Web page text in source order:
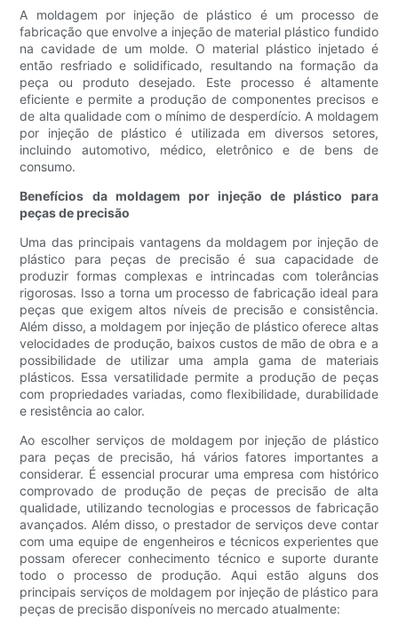
A moldagem por injeção de plástico é um processo de
fabricação que envolve a injeção de material plástico fundido
na cavidade de um molde. O material plástico injetado é
então resfriado e solidificado, resultando na formação da
peça ou produto desejado. Este processo é altamente
eficiente e permite a produção de componentes precisos e
de alta qualidade com o mínimo de desperdício. A moldagem
por injeção de plástico é utilizada em diversos setores,
incluindo automotivo, médico, eletrônico e de bens de
consumo.
Benefícios da moldagem por injeção de plástico para
peças de precisão
Uma das principais vantagens da moldagem por injeção de
plástico para peças de precisão é sua capacidade de
produzir formas complexas e intrincadas com tolerâncias
rigorosas. Isso a torna um processo de fabricação ideal para
peças que exigem altos níveis de precisão e consistência.
Além disso, a moldagem por injeção de plástico oferece altas
velocidades de produção, baixos custos de mão de obra e a
possibilidade de utilizar uma ampla gama de materiais
plásticos. Essa versatilidade permite a produção de peças
com propriedades variadas, como flexibilidade, durabilidade
e resistência ao calor.
Ao escolher serviços de moldagem por injeção de plástico
para peças de precisão, há vários fatores importantes a
considerar. É essencial procurar uma empresa com histórico
comprovado de produção de peças de precisão de alta
qualidade, utilizando tecnologias e processos de fabricação
avançados. Além disso, o prestador de serviços deve contar
com uma equipe de engenheiros e técnicos experientes que
possam oferecer conhecimento técnico e suporte durante
todo o processo de produção. Aqui estão alguns dos
principais serviços de moldagem por injeção de plástico para
peças de precisão disponíveis no mercado atualmente: